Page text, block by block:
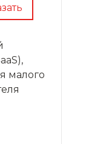
малого